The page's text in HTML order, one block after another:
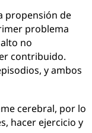
propensión de
problema
no
contribuido.
y ambos
cerebral, por lo
hacer ejercicio y